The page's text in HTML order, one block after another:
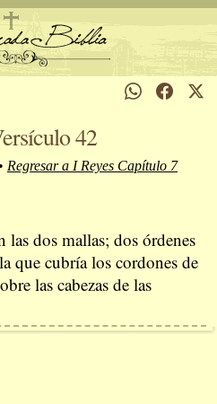
42
• Regresar a I Reyes Capítulo 7
las dos mallas; dos órdenes
que cubría los cordones de
las cabezas de las